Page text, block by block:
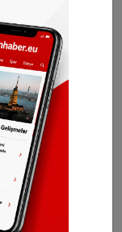
daha
geliştirmeye
belirten
işyerini
olan veya